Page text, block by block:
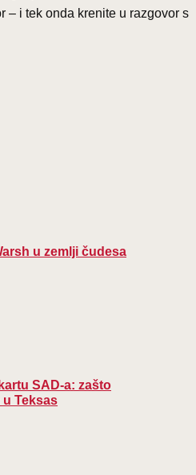
– i tek onda krenite u razgovor s
u zemlji čudesa
SAD-a: zašto
Teksas